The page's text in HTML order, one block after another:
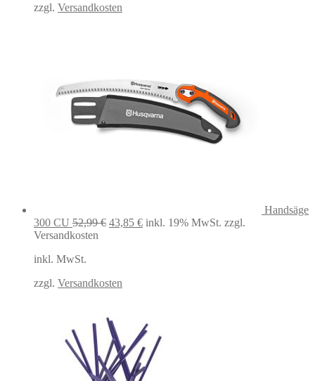
zzgl. Versandkosten
Handsäge
300 CU 52,99€ Ursprünglicher
43,85 €Aktueller
inkl. 19% MwSt. zzgl.
Versandkosten
inkl. MwSt.
zzgl. Versandkosten